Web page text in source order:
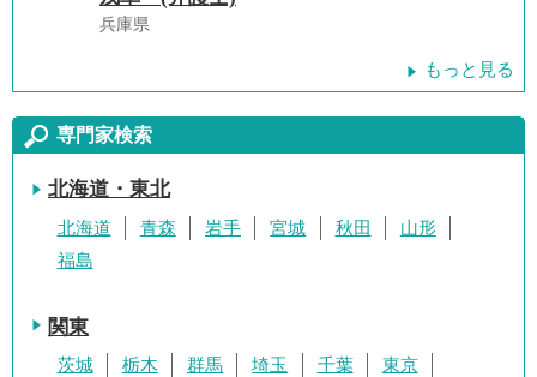
兵庫県
もっと見る
専門家検索
北海道・東北
北海道 青森 岩手 宮城 秋田
山形
福島
関東
茨城 栃木 群馬 埼玉 千葉
東京